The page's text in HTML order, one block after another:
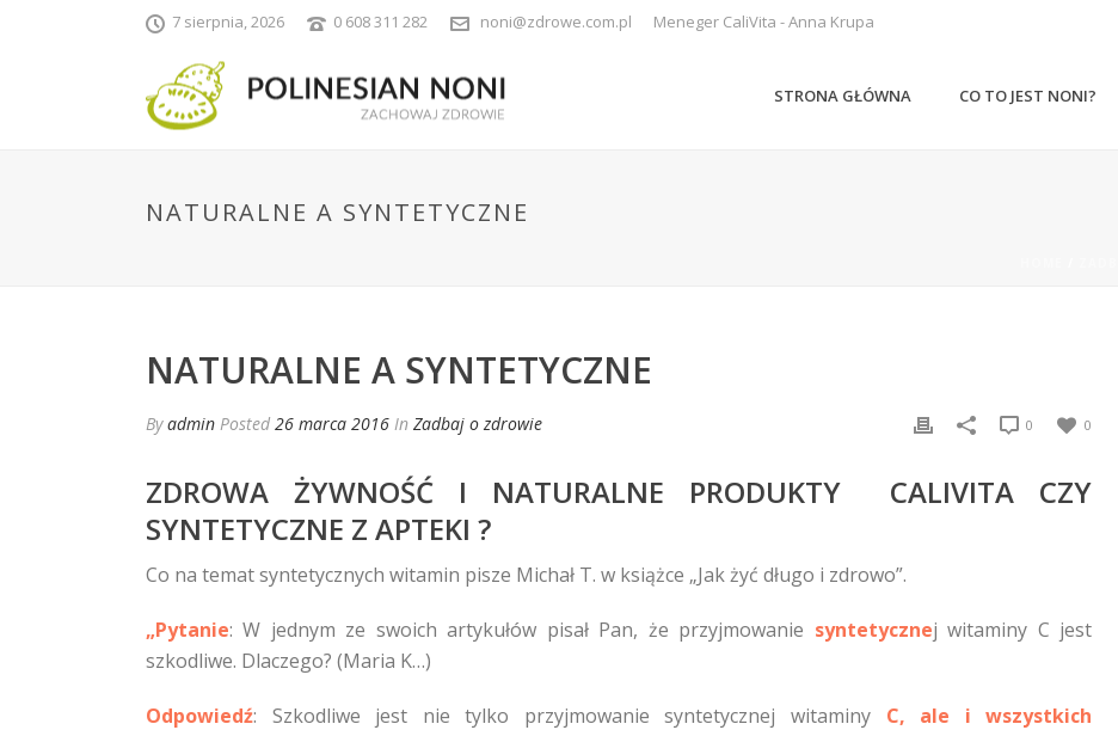
7 sierpnia, 2026 0 608 311 282 noni@zdrowe.com.pl Meneger CaliVita - Anna Krupa
STRONA GŁÓWNA CO TO JEST NONI?
NATURALNE A SYNTETYCZNE
NATURALNE A SYNTETYCZNE
Byadmin Posted 26 marca 2016 In Zadbaj o zdrowie 0
0
ZDROWA ŻYWNOŚĆ I NATURALNE PRODUKTY CALIVITA CZY
SYNTETYCZNE Z APTEKI ?
Co na temat syntetycznych witamin pisze Michał T. w książce „Jak żyć długo i zdrowo”.
„Pytanie: W jednym ze swoich artykułów pisał Pan, że przyjmowanie syntetycznej witaminy C jest
szkodliwe. Dlaczego? (Maria K…)
Odpowiedź: Szkodliwe jest nie tylko przyjmowanie syntetycznej witaminy C, ale i wszystkich